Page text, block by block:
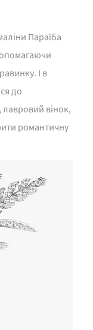
Параїба
І в
до
лавровий вінок,
романтичну